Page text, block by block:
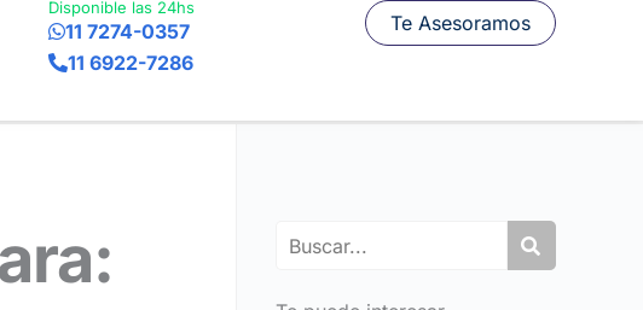
Disponible las 24hs
11 7274-0357
11 6922-7286
Te Asesoramos
Search